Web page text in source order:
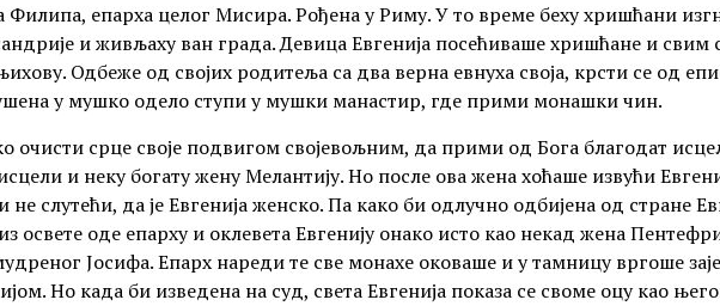
Филипа, епарха целог Мисира. Рођена у Риму. У то време беху хришћани
и живљаху ван града. Девица Евгенија посећиваше хришћане и
Одбеже од својих родитеља са два верна евнуха своја, крсти се од
у мушко одело ступи у мушки манастир, где прими монашки чин.
очисти срце своје подвигом својевољним, да прими од Бога благодат
и неку богату жену Мелантију. Но после ова жена хоћаше извући
не слутећи, да је Евгенија женско. Па како би одлучно одбијена од стране
освете оде епарху и оклевета Евгенију онако исто као некад жена
Јосифа. Епарх нареди те све монахе оковаше и у тамницу вргоше
Но када би изведена на суд, света Евгенија показа се своме оцу као